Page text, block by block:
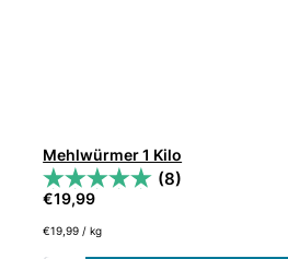
Mehlwürmer 1 Kilo
(8)
€19,99
€19,99 /kg